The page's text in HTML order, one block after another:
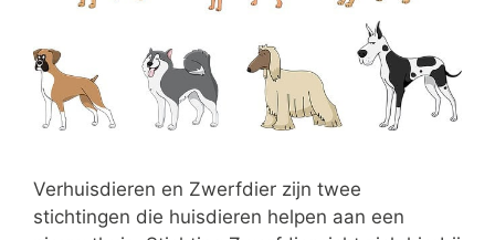
Verhuisdieren en Zwerfdier zijn twee
stichtingen die huisdieren helpen aan een